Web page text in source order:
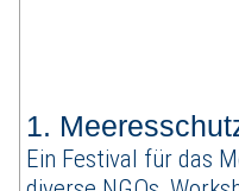
1.
Ein Festival für das